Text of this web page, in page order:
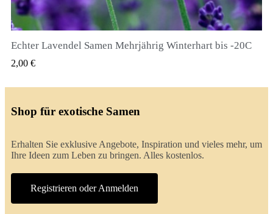
QUICK VIEW
Echter Lavendel Samen Mehrjährig Winterhart bis -20C
2,00 €
Shop für exotische Samen
Erhalten Sie exklusive Angebote, Inspiration und vieles mehr, um
Ihre Ideen zum Leben zu bringen. Alles kostenlos.
Registrieren oder Anmelden